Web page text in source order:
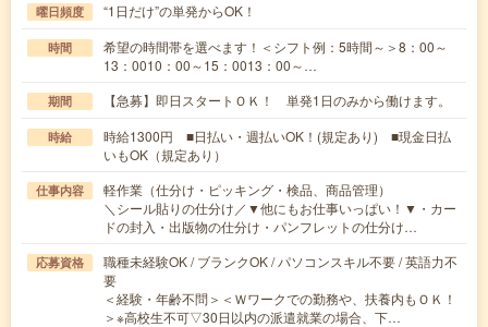
曜日頻度 “1日だけ”の単発からOK！
時間
希望の時間帯を選べます！＜シフト例：5時間～＞8：00～
13：0010：00～15：0013：00～…
期間 【急募】即日スタートＯＫ！ 単発1日のみから働けます。
時給
時給1300円 ■日払い・週払いOK！(規定あり) ■現金日払
いもOK（規定あり）
仕事内容
軽作業（仕分け・ピッキング・検品、商品管理）
＼シール貼りの仕分け／▼他にもお仕事いっぱい！▼・カー
ドの封入・出版物の仕分け・パンフレットの仕分け…
応募資格
職種未経験OK / ブランクOK / パソコンスキル不要 / 英語力不
要
＜経験・年齢不問＞＜Ｗワークでの勤務や、扶養内もＯＫ！
＞※高校生不可▽30日以内の派遣就業の場合、下…